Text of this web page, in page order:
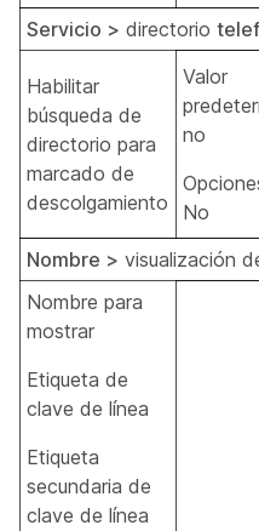
Servicio > directorio
Habilitar
búsqueda de
directorio para
marcado de
descolgamiento
Valor
no
No
Nombre > visualización
Nombre para
mostrar
Etiqueta de
clave de línea
Etiqueta
secundaria de
clave de línea